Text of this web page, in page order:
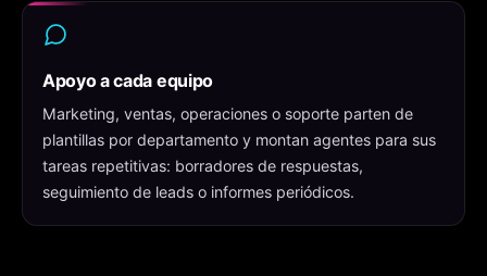
Apoyo a cada equipo
Marketing, ventas, operaciones o soporte parten de
plantillas por departamento y montan agentes para sus
tareas repetitivas: borradores de respuestas,
seguimiento de leads o informes periódicos.